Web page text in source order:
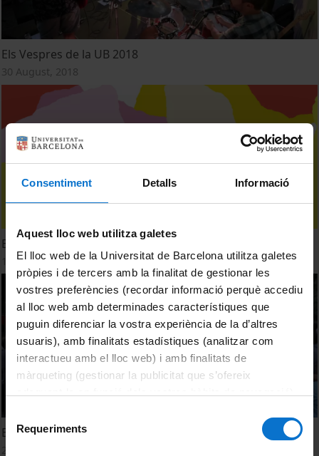
Consentiment Detalls Informació
Aquest lloc web utilitza galetes
El lloc web de la Universitat de Barcelona utilitza galetes
pròpies i de tercers amb la finalitat de gestionar les
vostres preferències (recordar informació perquè accediu
al lloc web amb determinades característiques que
puguin diferenciar la vostra experiència de la d’altres
usuaris), amb finalitats estadístiques (analitzar com
interactueu amb el lloc web) i amb finalitats de
màrqueting (gestionar la publicitat que s’ofereix
consultar laPolítica de galetes del lloc web de la
de Requeriments
Els Vespres de la UB 2018
30 August, 2018
Els Vespres d'Hivern 2018
1 April, 2018
Els Vespres de la UB 2017